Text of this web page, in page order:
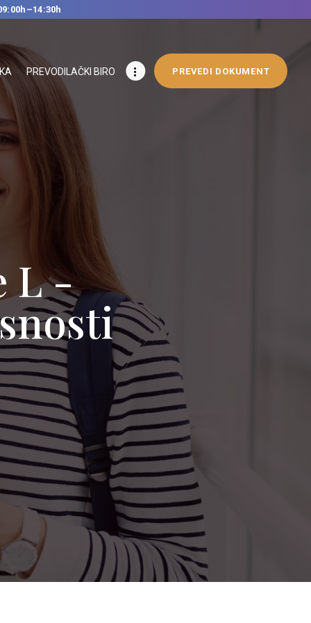
PREVODILAČKI BIRO PREVEDI DOKUMENT